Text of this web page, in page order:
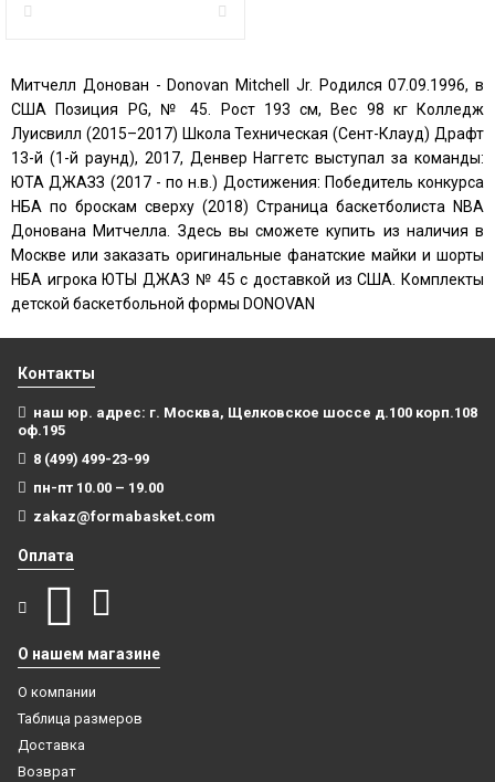
Митчелл Донован - Donovan Mitchell Jr. Родился 07.09.1996, в
США Позиция PG, № 45. Рост 193 см, Вес 98 кг Колледж
Луисвилл (2015–2017) Школа Техническая (Сент-Клауд) Драфт
13-й (1-й раунд), 2017, Денвер Наггетс выступал за команды:
ЮТА ДЖАЗЗ (2017 - по н.в.) Достижения: Победитель конкурса
НБА по броскам сверху (2018) Страница баскетболиста NBA
Донована Митчелла. Здесь вы сможете купить из наличия в
Москве или заказать оригинальные фанатские майки и шорты
НБА игрока ЮТЫ ДЖАЗ № 45 с доставкой из США. Комплекты
детской баскетбольной формы DONOVAN
Контакты
наш юр. адрес: г. Москва, Щелковское шоссе д.100 корп.108
оф.195
8 (499) 499-23-99
пн-пт 10.00 – 19.00
zakaz@formabasket.com
Оплата
О нашем магазине
О компании
Таблица размеров
Доставка
Возврат